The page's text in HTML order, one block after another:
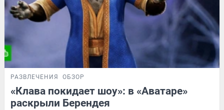
РАЗВЛЕЧЕНИЯ ОБЗОР
«Клава покидает шоу»: в «Аватаре»
раскрыли Берендея